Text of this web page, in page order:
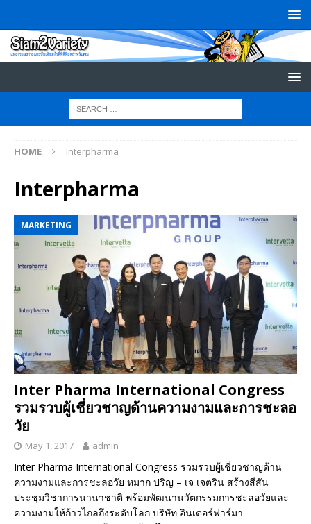
HOME Interpharma
Interpharma
MARKETING
Inter Pharma International Congress
รวมรวบผู้เชี่ยวชาญด้านความงามและการชะลอ
วัย
May 1, 2017 admin
Inter Pharma International Congress รวมรวบผู้เชี่ยวชาญด้าน
ความงามและการชะลอวัย หมาก ปริญ – เจ เจตริน สร้างสีสัน
ประชุมวิชาการนานาชาติ พร้อมพัฒนานวัตกรรมการชะลอวัยและ
ความงามให้ก้าวไกลถึงระดับโลก บริษัท อินเตอร์ฟาร์มา